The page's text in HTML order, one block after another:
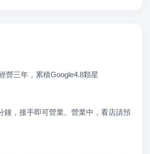
營三年，累積Google4.8顆星
鐘，接手即可營業。營業中，看店請預